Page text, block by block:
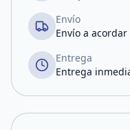
Envío
Envío a
Entrega
Entrega